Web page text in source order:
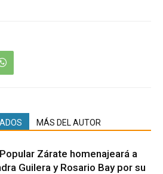
MÁS DEL AUTOR
Zárate homenajeará a
Guilera y Rosario Bay por su